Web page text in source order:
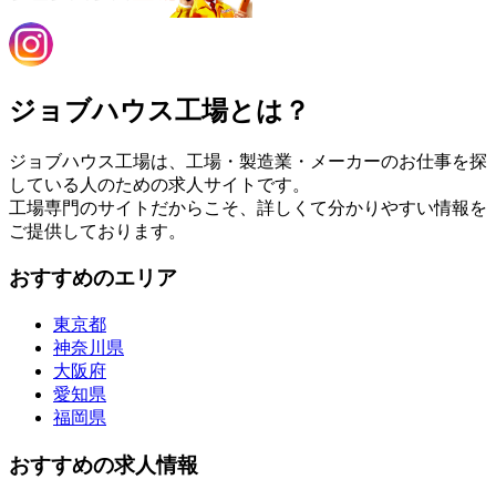
ジョブハウス工場とは？
ジョブハウス工場は、工場・製造業・メーカーのお仕事を探
している人のための求人サイトです。
工場専門のサイトだからこそ、詳しくて分かりやすい情報を
ご提供しております。
おすすめのエリア
東京都
神奈川県
大阪府
愛知県
福岡県
おすすめの求人情報